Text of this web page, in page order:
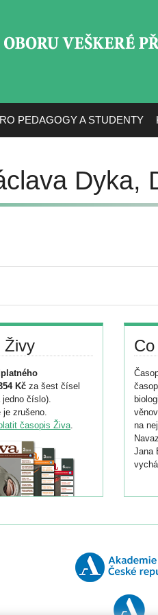
PEDAGOGY A STUDENTY
Dyka,
Živy
Kč za šest čísel
číslo).
je zrušeno.
časopis Živa.
na
Jana